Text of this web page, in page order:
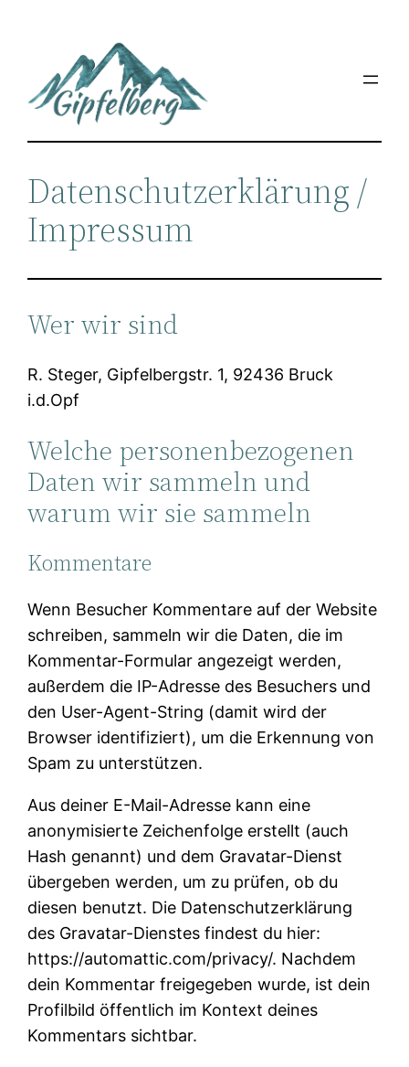
springen
Datenschutzerklärung /
Impressum
Wer wir sind
R. Steger, Gipfelbergstr. 1, 92436 Bruck
i.d.Opf
Welche personenbezogenen
Daten wir sammeln und
warum wir sie sammeln
Kommentare
Wenn Besucher Kommentare auf der Website
schreiben, sammeln wir die Daten, die im
Kommentar-Formular angezeigt werden,
außerdem die IP-Adresse des Besuchers und
den User-Agent-String (damit wird der
Browser identifiziert), um die Erkennung von
Spam zu unterstützen.
Aus deiner E-Mail-Adresse kann eine
anonymisierte Zeichenfolge erstellt (auch
Hash genannt) und dem Gravatar-Dienst
übergeben werden, um zu prüfen, ob du
diesen benutzt. Die Datenschutzerklärung
des Gravatar-Dienstes findest du hier:
https://automattic.com/privacy/. Nachdem
dein Kommentar freigegeben wurde, ist dein
Profilbild öffentlich im Kontext deines
Kommentars sichtbar.